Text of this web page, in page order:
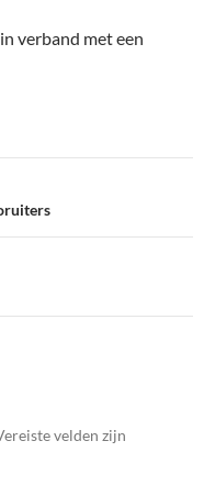
verband met een
velden zijn